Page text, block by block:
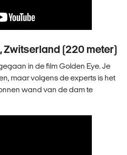
Zwitserland (220 meter)
in de film Golden Eye. Je
maar volgens de experts is het
wand van de dam te